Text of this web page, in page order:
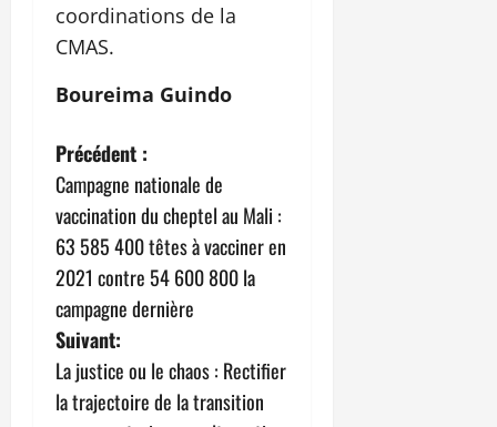
coordinations de la
CMAS.
Boureima Guindo
N
a
v
i
g
a
Précédent :
Campagne nationale de
vaccination du cheptel au Mali :
63 585 400 têtes à vacciner en
2021 contre 54 600 800 la
campagne dernière
Suivant:
La justice ou le chaos : Rectifier
la trajectoire de la transition